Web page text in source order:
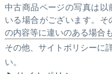
中古商品ページの写真は
いる場合がございます。
の内容等に違いのある場合
その他、サイトポリシーに
い。